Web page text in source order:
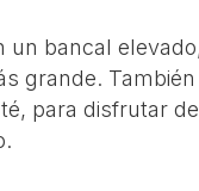
un bancal
grande.
para disfrutar